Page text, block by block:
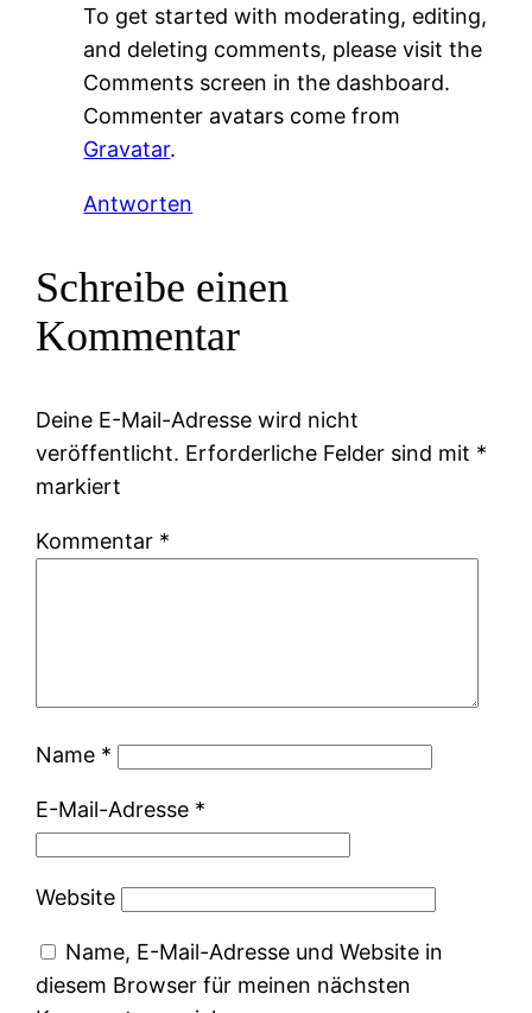
To get started with moderating, editing,
and deleting comments, please visit the
Comments screen in the dashboard.
Commenter avatars come from
Gravatar.
Antworten
Schreibe einen
Kommentar
Deine E-Mail-Adresse wird nicht
veröffentlicht. Erforderliche Felder sind mit *
markiert
Kommentar *
Name *
E-Mail-Adresse *
Website
Name, E-Mail-Adresse und Website in
diesem Browser für meinen nächsten